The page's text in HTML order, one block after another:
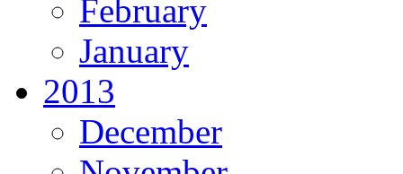
February
January
2013
December